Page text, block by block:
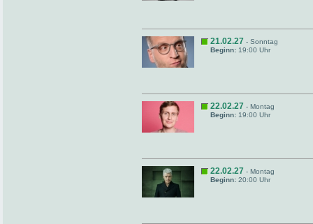
21.02.27 - Sonntag
Beginn: 19:00 Uhr
22.02.27 - Montag
Beginn: 19:00 Uhr
22.02.27 - Montag
Beginn: 20:00 Uhr